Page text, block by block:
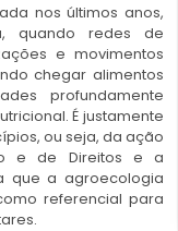
nos últimos anos,
quando redes de
e movimentos
chegar alimentos
profundamente
É justamente
ou seja, da ação
e de Direitos e a
que a agroecologia
referencial para